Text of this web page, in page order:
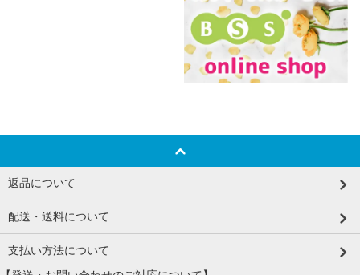
返品について
配送・送料について
支払い方法について